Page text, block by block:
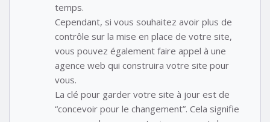
temps.
Cependant, si vous souhaitez avoir plus de
contrôle sur la mise en place de votre site,
vous pouvez également faire appel à une
agence web qui construira votre site pour
vous.
La clé pour garder votre site à jour est de
“concevoir pour le changement”. Cela signifie